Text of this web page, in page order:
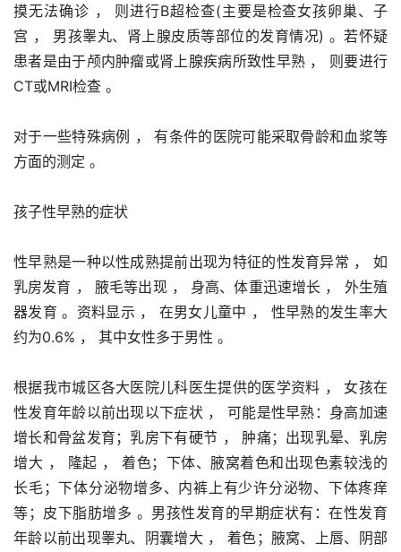
摸无法确诊 ， 则进行B超检查(主要是检查女孩卵巢、子
宫 ， 男孩睾丸、肾上腺皮质等部位的发育情况) 。若怀疑
患者是由于颅内肿瘤或肾上腺疾病所致性早熟 ， 则要进行
CT或MRI检查 。
对于一些特殊病例 ， 有条件的医院可能采取骨龄和血浆等
方面的测定 。
孩子性早熟的症状
性早熟是一种以性成熟提前出现为特征的性发育异常 ， 如
乳房发育 ， 腋毛等出现 ， 身高、体重迅速增长 ， 外生殖
器发育 。资料显示 ， 在男女儿童中 ， 性早熟的发生率大
约为0.6% ， 其中女性多于男性 。
根据我市城区各大医院儿科医生提供的医学资料 ， 女孩在
性发育年龄以前出现以下症状 ， 可能是性早熟：身高加速
增长和骨盆发育；乳房下有硬节 ， 肿痛；出现乳晕、乳房
增大 ， 隆起 ， 着色；下体、腋窝着色和出现色素较浅的
长毛；下体分泌物增多、内裤上有少许分泌物、下体疼痒
等；皮下脂肪增多 。男孩性发育的早期症状有：在性发育
年龄以前出现睾丸、阴囊增大 ， 着色；腋窝、上唇、阴部